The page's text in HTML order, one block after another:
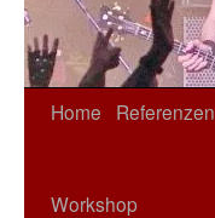
Home Referenzen
Workshop